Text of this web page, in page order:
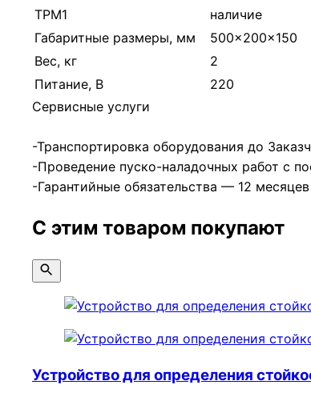
ТРМ1
наличие
Габаритные размеры, мм
500x200x150
Вес, кг
2
Питание, В
220
Сервисные услуги
-Транспортировка оборудования до
-Проведение пуско-наладочных работ с
-Гарантийные обязательства — 12
С этим товаром покупают
Устройство для определения